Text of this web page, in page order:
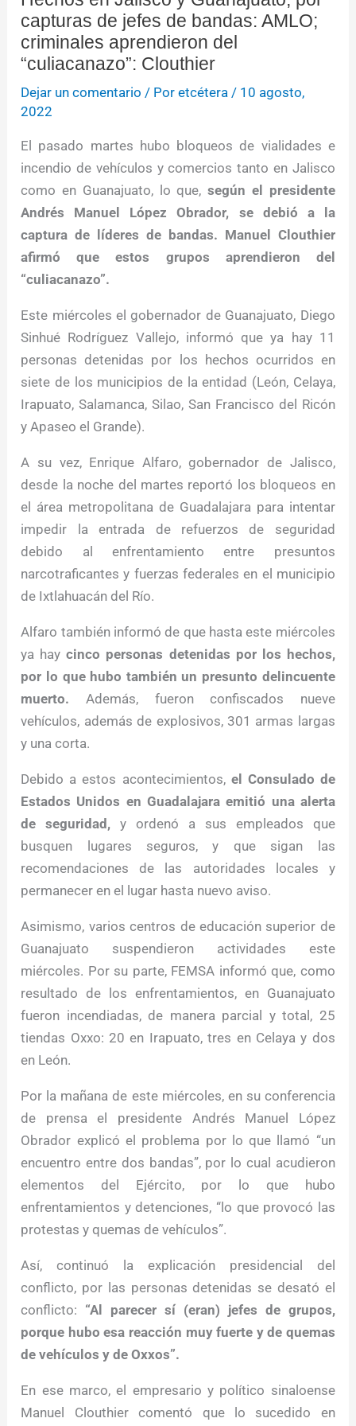
capturas de jefes de bandas: AMLO;
criminales aprendieron del
“culiacanazo”: Clouthier
Dejar un comentario / Poretcétera / 10 agosto,
2022
El pasado martes hubo bloqueos de vialidades e
incendio de vehículos y comercios tanto en Jalisco
como en Guanajuato, lo que,según el presidente
Andrés Manuel López Obrador, se debió a la
captura de líderes de bandas. Manuel Clouthier
afirmó que estos grupos aprendieron del
“culiacanazo”.
Este miércoles el gobernador de Guanajuato, Diego
Sinhué Rodríguez Vallejo, informó que ya hay 11
personas detenidas por los hechos ocurridos en
siete de los municipios de la entidad (León, Celaya,
Irapuato, Salamanca, Silao, San Francisco del Ricón
y Apaseo el Grande).
A su vez, Enrique Alfaro, gobernador de Jalisco,
desde la noche del martes reportó los bloqueos en
el área metropolitana de Guadalajara para intentar
impedir la entrada de refuerzos de seguridad
debido al enfrentamiento entre presuntos
narcotraficantes y fuerzas federales en el municipio
de Ixtlahuacán del Río.
Alfaro también informó de que hasta este miércoles
ya haycinco personas detenidas por los hechos,
por lo que hubo también un presunto delincuente
muerto. Además, fueron confiscados nueve
vehículos, además de explosivos, 301 armas largas
y una corta.
Debido a estos acontecimientos,el Consulado de
Estados Unidos en Guadalajara emitió una alerta
de seguridad, y ordenó a sus empleados que
busquen lugares seguros, y que sigan las
recomendaciones de las autoridades locales y
permanecer en el lugar hasta nuevo aviso.
Asimismo, varios centros de educación superior de
Guanajuato suspendieron actividades este
miércoles. Por su parte, FEMSA informó que, como
resultado de los enfrentamientos, en Guanajuato
fueron incendiadas, de manera parcial y total, 25
tiendas Oxxo: 20 en Irapuato, tres en Celaya y dos
en León.
Por la mañana de este miércoles, en su conferencia
de prensa el presidente Andrés Manuel López
Obrador explicó el problema por lo que llamó “un
encuentro entre dos bandas”, por lo cual acudieron
elementos del Ejército, por lo que hubo
enfrentamientos y detenciones, “lo que provocó las
protestas y quemas de vehículos”.
Así, continuó la explicación presidencial del
conflicto, por las personas detenidas se desató el
conflicto: “Al parecer sí (eran) jefes de grupos,
porque hubo esa reacción muy fuerte y de quemas
de vehículos y de Oxxos”.
En ese marco, el empresario y político sinaloense
Manuel Clouthier comentó que lo sucedido en